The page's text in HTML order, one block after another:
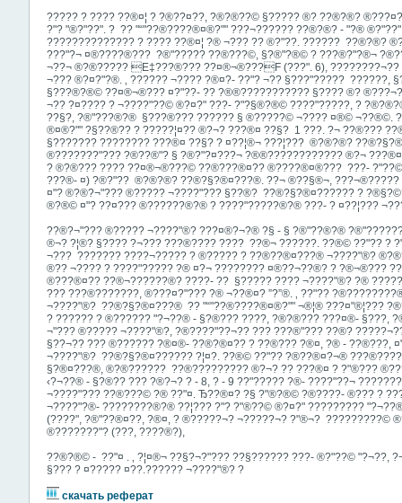
????? ? ?­??? ??®¤¦ ? ?®??¤??, ?®?®??© §????? ®? ??®?®?
?"? "®?"??". ? ­ ?? "“"??­®????®¤®?­"" ???¬?­????? ??®?®? - "?®
?????????????? ? ?­??? ??®¤¦ ?® ¬??? ?? ®?"??. ?????? ­ ??®?®­?
???"?¬ ¤®????­­®??? ­ ?®"???­?? ??­­®???©, §?®"­?­­®© ? ???­®?"?­­®¬
¬?­?¬ ®?­®????? E‡???®?­?? ??¤®¬®???F (???". 6), ????????¬??
¬??­? ®?¤?"?­®. ‚ ????­?? ¬???? ?®¤?- ??"? ¬??­ §???"????? ­ ??­????,
§???®?­®© ??¤®¬®??? ¤?"??- ?? ?®®??????????? §???? ®?
¬?­? ?¤???? ? ¬????"?­?© ®?¤?" ??­?- ?"?§®?­­®© ????"?????, ?
??­§?­, ?®"???­­®?® ­ §???®?­?? ??­???? § ®????­?© ¬???? ¤­­®© ¬??­®©.
®¤®?­"" ?§??®?­? ? ?????¦¤?­? ­®?¬? ???®¤ ??­§?­ ­ 1 ???. ?¬ ??®???
§??????? ???????? ???®¤ ??­§?­ ? ¤?­?¦­®¬ ???¦?­?? ­ ®?­®?­®?
®???????"??? ?®­??®"? § ?®?"?¤?­??¬ ?®®???????????? ­®?¬
? ®?­®?­?? ???? ??¤®¬®???© ??®???®¤?? ®????®¤®?­?? ­ ??­?-
???®- ¤) ?®?"?? ­ ®?­®?­®? ??®?§?®¤???®. ??¬ ®??§®¬, ???¬®???­­??
¤"? ®?®?¬"?­?? ®????? ¬????"?­?? §??®? ­ ??®?§?®¤????­­?? ?
®?®© ¤"? ??¤?­?? ®??????­®?® ? ????"?????®?® ???- ? ¤??¦?­??
??®?¬"?­?? ®????? ¬????"®? ???¤®?¬?® ?§ - § ?®"??®?®
®¬? ?¦­®? §­??­?? ?¬??? ???®??­?? ???? ­ ??®¬ ??????. ??®© ??"?? ?
¬?­?? ­ ?­????­­?? ????¬???­?? ? ®????? ? ??®??®¤???® ¬????"®?
®­?? ¬???? ? ????"????? ?® ¤­­?¬ ??????­?? ¤®??¬?­?®? ? ?®¬®???
®???®¤?? ??®¬??????®? ????- ­?? ­ §???­?? ???? ¬????"®? ?®
??­? ???®?????­??, ®???¤?"?­­?? ?® ¬??®¤? ”?”®. ‚ ??"??
¬????"®? ­ ??®?§?®¤???® ­ ?? "“"??­®????®¤®?­"" ¬®¦­® ???¤"®¦???
? ?????? ? ®????­?? "?¬??­® - §?®?­?? ????, ?®?®??? ???¤­®- §­??­?,
¬"?­?? ®????? ¬????"®?, ?®????"??¬?? ??? ???®"­?­?? ??®?
§??¬?? ??? ®?????? ?®¤®- ??®?®¤­?? ? ??®?­?? ?®¤, ?® - ??®???,
¬????"®? ­ ??®?§?®¤????­­?? ­?¦¤?. ??®© ??"?? ­?®??®¤?¬®
§?®¤???®, ®?­®?????? ­ ??®???????­?? ­®?¬? ?? ???®¤ ? ?"­®???
‹?¬??­® - §?®?­? ??? ?®?¬? ? - 8, ? - 9 ??"????? ­?®- ????"?­?¬
¬????"?­?? ??­­®???© ?® ??"¤. Ђ??®¤? ?§ ?"­®?®© ?®????- ­®??? ?
¬????"?­®- ???­?????®?® ?­?¦?­?? ?"? ?"­®??© ®?¤?" ?????????
(????", ?®"??®¤??, ?®¤, ? ®????­?¬? ¬????­?¬? ?"®­¬? ­ ?????????©
®???????"? (???, ????®?),
??®?®© - ­ ??"¤ . ‚ ?¦¤®¬ ??§?¬?"??? ??§?????? ???- ­®?"?­­?© "?¬??,
§??? ? ¤????? ¤­­??.?????? ¬????"®? ?
скачать реферат